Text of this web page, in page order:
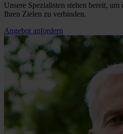
Unsere Spezialisten stehen bereit,
Ihren Zielen zu verbinden.
Angebot anfordern